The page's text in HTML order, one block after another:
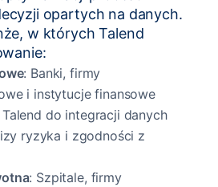
opartych na danych.
w których Talend
: Banki, firmy
i instytucje finansowe
do integracji danych
ryzyka i zgodności z
: Szpitale, firmy